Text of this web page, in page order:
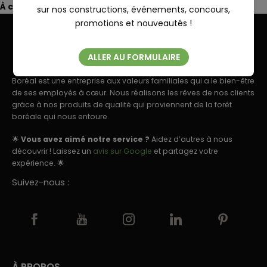
À coup sûr, votre habitation sera remarquée !
sur nos constructions, événements, concours,
promotions et nouveautés !
ALLER AU FORMULAIRE
Boréal est une entreprise aux valeurs familiales qui a le bien-être
de ses employés à cœur. Nous réalisons les rêves de nos clients
grâce à nos produits de qualité qui proviennent de la forêt
boréale qui nous entoure.
🌟Vous avez aimé notre service ? Aidez d’autres à nous
découvrir ! Laissez un avis sur Google et partagez votre
expérience. 🌟
Suivez-nous :
Fermer